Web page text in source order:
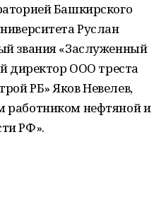
Башкирского
Руслан
звания «Заслуженный
директор ООО треста
РБ» Яков Невелев,
нефтяной и
РФ».